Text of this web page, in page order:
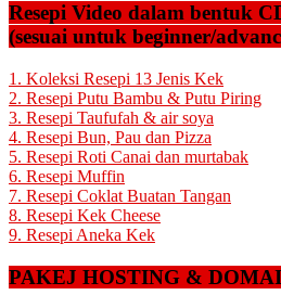
Resepi Video dalam bentuk
(sesuai untuk beginner/
1. Koleksi Resepi 13 Jenis Kek
2. Resepi Putu Bambu & Putu Piring
3. Resepi Taufufah & air soya
4. Resepi Bun, Pau dan Pizza
5. Resepi Roti Canai dan murtabak
6. Resepi Muffin
7. Resepi Coklat Buatan Tangan
8. Resepi Kek Cheese
9. Resepi Aneka Kek
PAKEJ HOSTING &